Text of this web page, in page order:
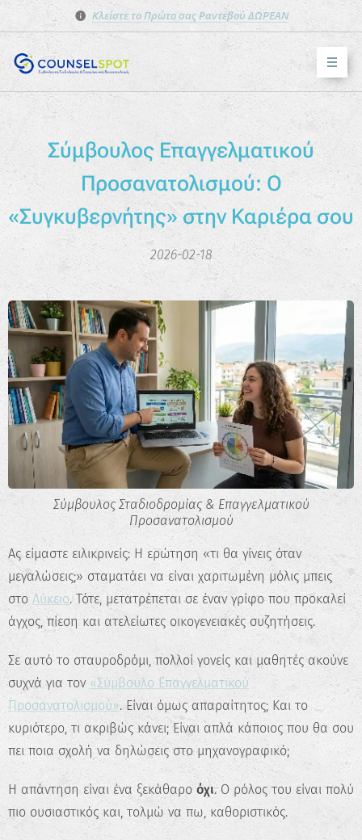
Κλείστε το Πρώτο σας Ραντεβού ΔΩΡΕΑΝ
Σύμβουλος Επαγγελματικού
Προσανατολισμού: Ο
«Συγκυβερνήτης» στην Καριέρα σου
2026-02-18
Σύμβουλος Σταδιοδρομίας & Επαγγελματικού
Προσανατολισμού
Ας είμαστε ειλικρινείς: Η ερώτηση «τι θα γίνεις όταν
μεγαλώσεις;» σταματάει να είναι χαριτωμένη μόλις μπεις
στοΛύκειο. Τότε, μετατρέπεται σε έναν γρίφο που προκαλεί
άγχος, πίεση και ατελείωτες οικογενειακές συζητήσεις.
Σε αυτό το σταυροδρόμι, πολλοί γονείς και μαθητές ακούνε
συχνά για τον «Σύμβουλο Επαγγελματικού
Προσανατολισμού». Είναι όμως απαραίτητος; Και το
κυριότερο, τι ακριβώς κάνει; Είναι απλά κάποιος που θα σου
πει ποια σχολή να δηλώσεις στο μηχανογραφικό;
Η απάντηση είναι ένα ξεκάθαρο όχι. Ο ρόλος του είναι πολύ
πιο ουσιαστικός και, τολμώ να πω, καθοριστικός.